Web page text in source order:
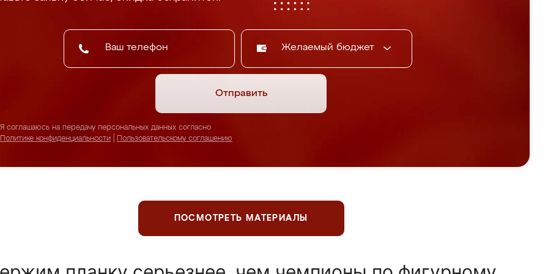
Желаемый бюджет
Отправить
Я соглашаюсь на передачу персональных данных согласно
Политике конфиденциальности
Пользовательскому соглашению
ПОСМОТРЕТЬ МАТЕРИАЛЫ